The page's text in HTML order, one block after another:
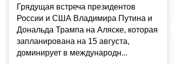
Грядущая встреча президентов
России и США Владимира Путина и
Дональда Трампа на Аляске, которая
запланирована на 15 августа,
доминирует в международн...